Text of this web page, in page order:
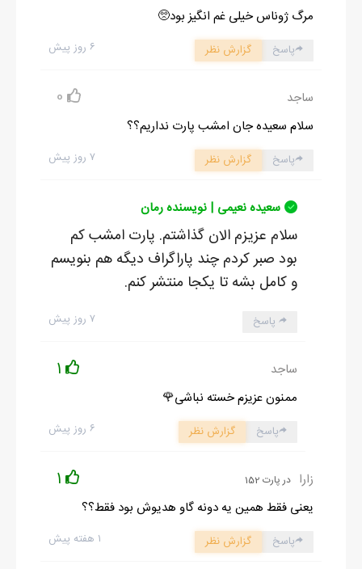
مرگ ژوناس خیلی غم انگیز بود🥺
۶ روز پیش پاسخ گزارش نظر
ساجد 0
سلام سعیده جان امشب پارت نداریم؟؟
۷ روز پیش پاسخ گزارش نظر
سعیده نعیمی | نویسنده رمان
سلام عزیزم الان گذاشتم. پارت امشب کم
بود صبر کردم چند پاراگراف دیگه هم بنویسم
و کامل بشه تا یکجا منتشر کنم.
۷ روز پیش پاسخ
ساجد 1
ممنون عزیزم خسته نباشی🌹
۶ روز پیش پاسخ گزارش نظر
زارا در پارت 152 1
یعنی فقط همین یه دونه گاو هدیوش بود فقط؟؟
۱ هفته پیش پاسخ گزارش نظر